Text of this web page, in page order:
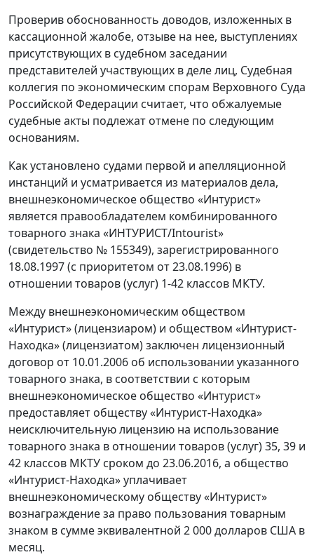
Проверив обоснованность доводов, изложенных в
кассационной жалобе, отзыве на нее, выступлениях
присутствующих в судебном заседании
представителей участвующих в деле лиц, Судебная
коллегия по экономическим спорам Верховного Суда
Российской Федерации считает, что обжалуемые
судебные акты подлежат отмене по следующим
основаниям.
Как установлено судами первой и апелляционной
инстанций и усматривается из материалов дела,
внешнеэкономическое общество «Интурист»
является правообладателем комбинированного
товарного знака «ИНТУРИСТ/Intourist»
(свидетельство № 155349), зарегистрированного
18.08.1997 (с приоритетом от 23.08.1996) в
отношении товаров (услуг) 1-42 классов МКТУ.
Между внешнеэкономическим обществом
«Интурист» (лицензиаром) и обществом «Интурист-
Находка» (лицензиатом) заключен лицензионный
договор от 10.01.2006 об использовании указанного
товарного знака, в соответствии с которым
внешнеэкономическое общество «Интурист»
предоставляет обществу «Интурист-Находка»
неисключительную лицензию на использование
товарного знака в отношении товаров (услуг) 35, 39 и
42 классов МКТУ сроком до 23.06.2016, а общество
«Интурист-Находка» уплачивает
внешнеэкономическому обществу «Интурист»
вознаграждение за право пользования товарным
знаком в сумме эквивалентной 2 000 долларов США в
месяц.